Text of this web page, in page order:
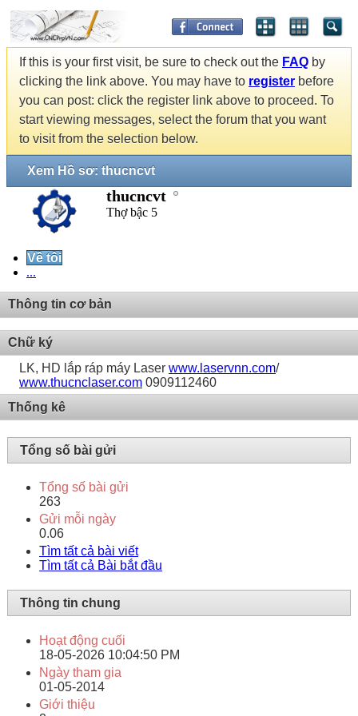
If this is your first visit, be sure to check out the FAQ by
clicking the link above. You may have to register before
you can post: click the register link above to proceed. To
start viewing messages, select the forum that you want
to visit from the selection below.
Xem Hồ sơ: thucncvt
thucncvt
Thợ bậc 5
Về tôi
...
Thông tin cơ bản
Chữ ký
LK, HD lắp ráp máy Laser www.laservnn.com/
www.thucnclaser.com 0909112460
Thống kê
Tổng số bài gửi
Tổng số bài gửi
263
Gửi mỗi ngày
0.06
Tìm tất cả bài viết
Tìm tất cả Bài bắt đầu
Thông tin chung
Hoạt động cuối
18-05-2026 10:04:50 PM
Ngày tham gia
01-05-2014
Giới thiệu